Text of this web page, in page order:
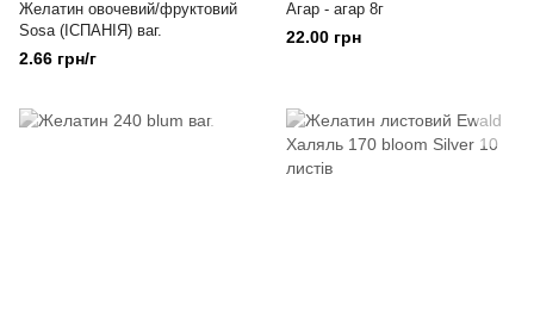
Желатин овочевий/фруктовий
Sosa (ІСПАНІЯ) ваг.
2.66 грн/г
Агар - агар 8г
22.00 грн